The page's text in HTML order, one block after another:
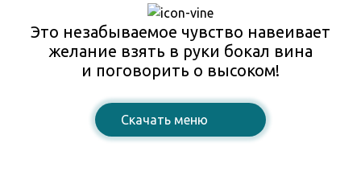
Это незабываемое чувство навеивает
желание взять в руки бокал вина
и поговорить о высоком!
Cкачать меню